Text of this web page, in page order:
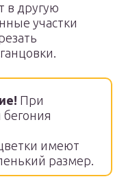
в другую
участки
При
имеют
размер.